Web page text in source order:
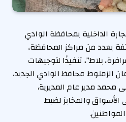
الداخلية بمحافظة الوادي
بعدد من مراكز المحافظة،
بلاط”، تنفيذًا لتوجيهات
الزملوط محافظ الوادي الجديد،
مدير عام المديرية،
الأسواق والمخابز لضبط